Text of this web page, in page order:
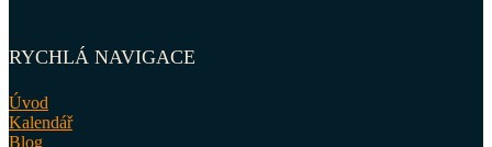
RYCHLÁ NAVIGACE
Úvod
Kalendář
Blog